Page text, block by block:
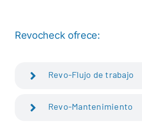
Revocheck ofrece:
Revo-Flujo de trabajo
Revo-Mantenimiento